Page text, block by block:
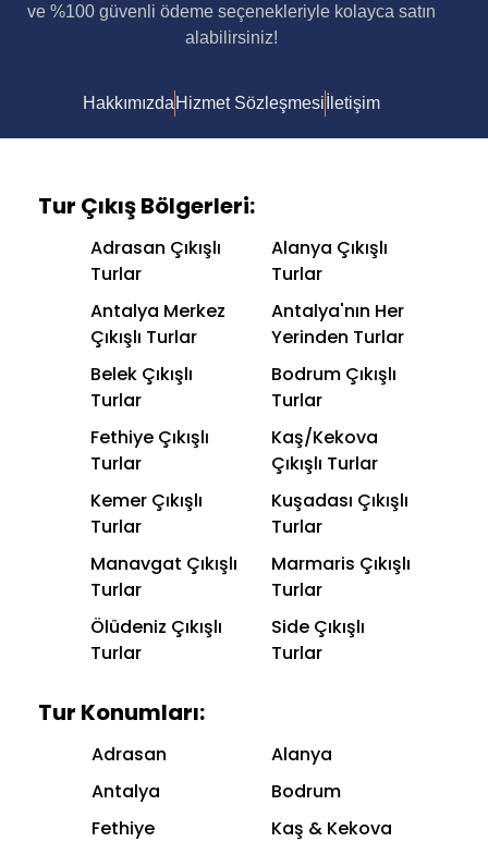
ve %100 güvenli ödeme seçenekleriyle kolayca satın
alabilirsiniz!
Hakkımızda Hizmet Sözleşmesi İletişim
Tur Çıkış Bölgerleri:
Adrasan Çıkışlı
Turlar
Alanya Çıkışlı
Turlar
Antalya Merkez
Çıkışlı Turlar
Antalya'nın Her
Yerinden Turlar
Belek Çıkışlı
Turlar
Bodrum Çıkışlı
Turlar
Fethiye Çıkışlı
Turlar
Kaş/Kekova
Çıkışlı Turlar
Kemer Çıkışlı
Turlar
Kuşadası Çıkışlı
Turlar
Manavgat Çıkışlı
Turlar
Marmaris Çıkışlı
Turlar
Ölüdeniz Çıkışlı
Turlar
Side Çıkışlı
Turlar
Tur Konumları:
Adrasan
Alanya
Antalya
Bodrum
Fethiye
Kaş & Kekova